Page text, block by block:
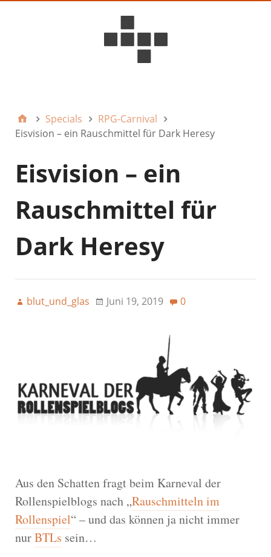
Specials
RPG-Carnival
Eisvision – ein Rauschmittel für Dark Heresy
Eisvision – ein
Rauschmittel für
Dark Heresy
blut_und_glas Juni 19, 2019 0
Aus den Schatten fragt beim Karneval der
Rollenspielblogs nach „Rauschmitteln im
Rollenspiel“ – und das können ja nicht immer
nurBTLs sein…